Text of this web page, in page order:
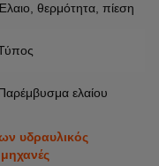
θερμότητα, πίεση
ελαίου
υδραυλικός